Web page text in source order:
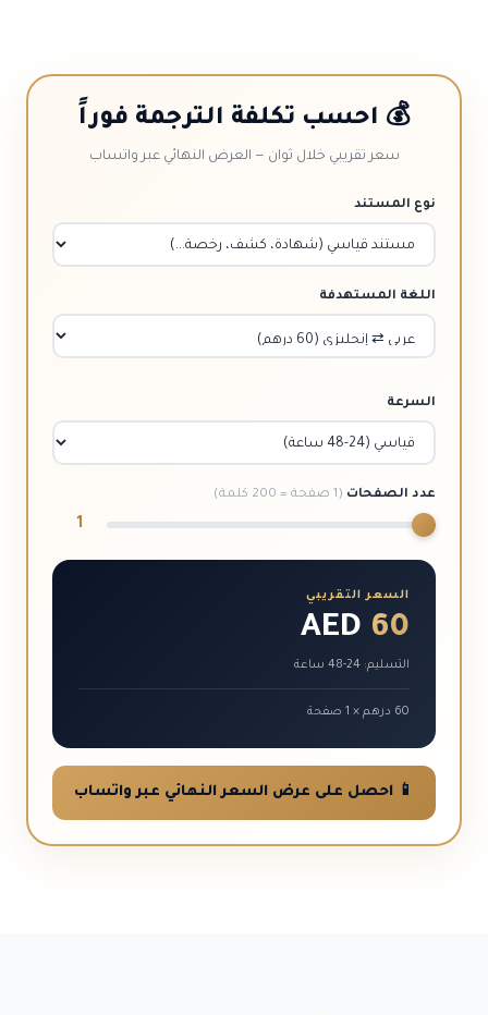
💰 احسب تكلفة الترجمة فوراً
سعر تقريبي خلال ثوان — العرض النهائي عبر واتساب
نوع المستند
اللغة المستهدفة
السرعة
عدد الصفحات (1 صفحة = 200 كلمة)
1
السعر التقريبي
AED 60
التسليم: 24-48 ساعة
60 درهم × 1 صفحة
📱 احصل على عرض السعر النهائي عبر واتساب